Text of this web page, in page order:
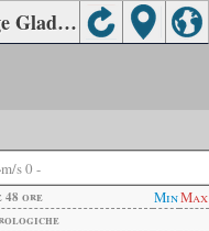
Qualità dell'aria di Prince George Gladstone School
m/s 0 -
ore MinMax